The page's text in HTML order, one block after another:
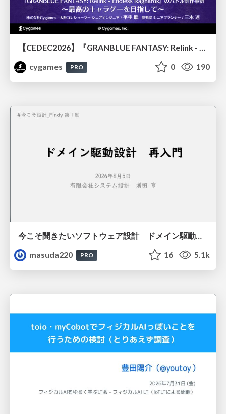
【CEDEC2026】『GRANBLUE FANTASY: Relink - Endless Ragnarok』のバトル制作事例 ～最高のキャラゲーを目指して～
cygames
PRO 0 190
今こそ聞きたいソフトウェア設計 ドメイン駆動設計再入門
masuda220
PRO 16 5.1k